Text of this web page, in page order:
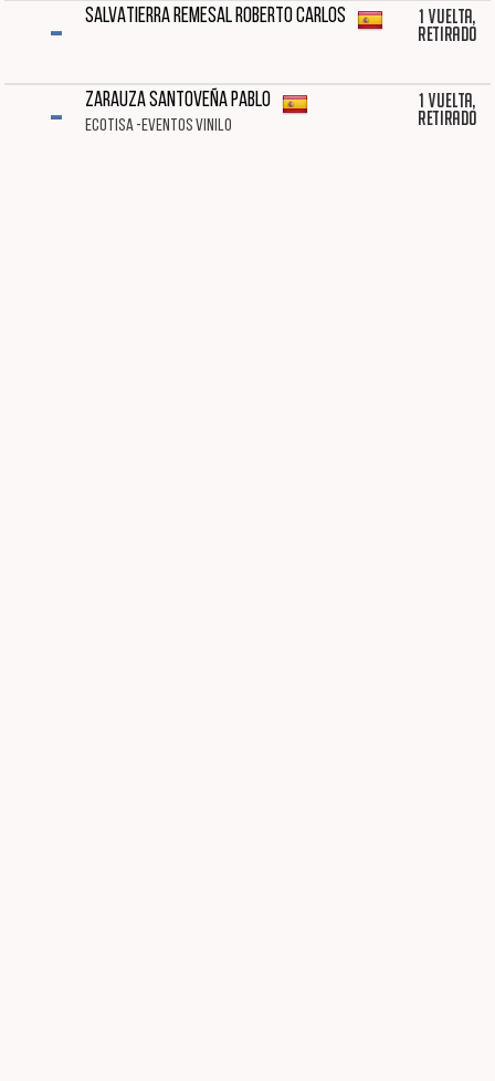
- SALVATIERRA REMESAL ROBERTO CARLOS
1 vuelta,
Retirado
- ZARAUZA SANTOVEÑA PABLO
ECOTISA -EVENTOS VINILO
1 vuelta,
Retirado